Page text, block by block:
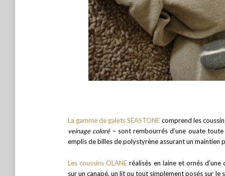
La gamme de galets SEASTONE comprend les
veinage coloré– sont rembourrés d’une ouate
emplis de billes de polystyrène assurant un maintien
Les coussins OLANE réalisés en laine et ornés
sur un canapé, un lit ou tout simplement posés sur